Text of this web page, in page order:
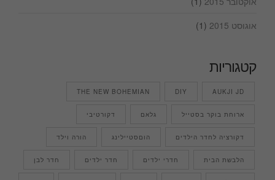
אוגוסט 2015
(1)
קטגוריות
AUKJI JD
DIY
THE NEW BOHEMIAN
ארוחת בוקר בסטייל גלאם דקורטיבי
דקורציה לחדר הילדים הוםסטיילינג הורה וילד
הלבשת הבית חדרי ילדים חדר ילדים חדר לבן